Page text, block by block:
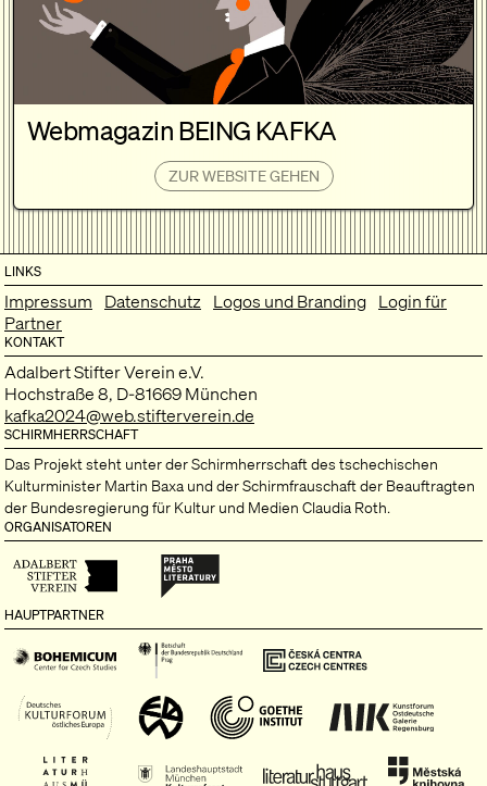
Webmagazin BEING KAFKA
ZUR WEBSITE GEHEN
LINKS
Impressum Datenschutz Logos und Branding Login für
Partner
KONTAKT
Adalbert Stifter Verein e.V.
Hochstraße 8, D-81669 München
kafka2024@web.stifterverein.de
SCHIRMHERRSCHAFT
Das Projekt steht unter der Schirmherrschaft des tschechischen
Kulturminister Martin Baxa und der Schirmfrauschaft der Beauftragten
der Bundesregierung für Kultur und Medien Claudia Roth.
ORGANISATOREN
HAUPTPARTNER